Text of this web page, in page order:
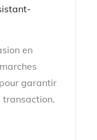
en
garantir
transaction.